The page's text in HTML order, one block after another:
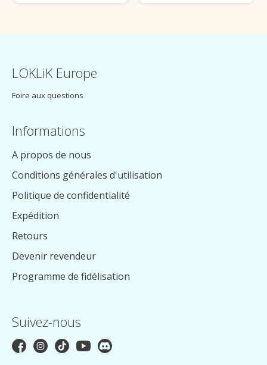
LOKLiK Europe
Foire aux questions
Informations
A propos de nous
Conditions générales d'utilisation
Politique de confidentialité
Expédition
Retours
Devenir revendeur
Programme de fidélisation
Suivez-nous